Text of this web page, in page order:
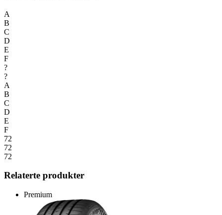
A
B
C
D
E
F
?
?
A
B
C
D
E
F
72
72
72
Relaterte produkter
Premium